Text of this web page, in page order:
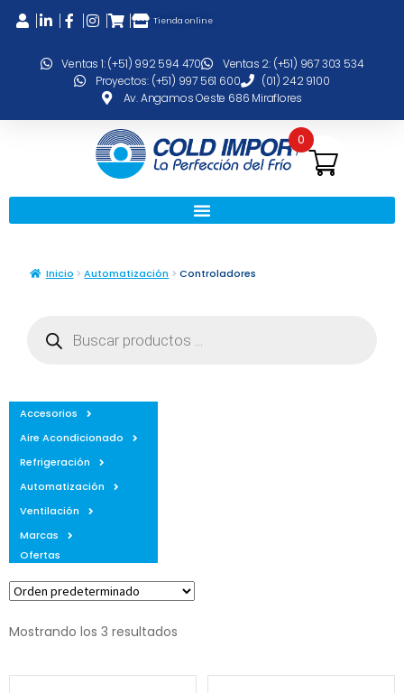
Ventas 1: (+51) 992 594 470
Ventas 2: (+51) 967 303 534
Proyectos: (+51) 997 561 600
(01) 242 9100
Av. Angamos Oeste 686 Miraflores
Tienda online
Inicio Automatización Controladores
Accesorios
Aire Acondicionado
Refrigeración
Automatización
Ventilación
Marcas
Ofertas
Mostrando los 3 resultados
0